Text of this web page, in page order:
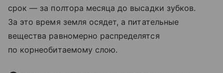
срок — за полтора месяца до высадки зубков.
За это время земля осядет, а питательные
вещества равномерно распределятся
по корнеобитаемому слою.